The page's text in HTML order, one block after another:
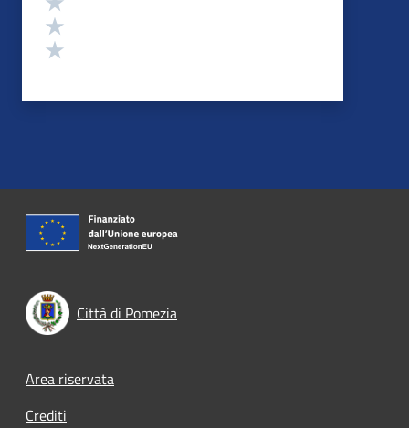
Città di Pomezia
Footer menu
Area riservata
Crediti